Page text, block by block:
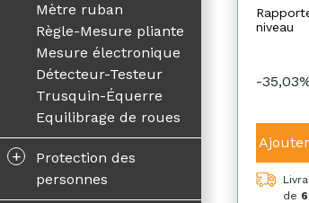
Mètre ruban
Règle-Mesure pliante
Mesure électronique
Détecteur-Testeur
Trusquin-Équerre
Equilibrage de roues
+
Protection des
personnes
niveau
-
de